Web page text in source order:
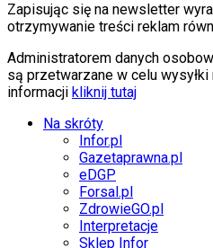
Zapisując się na newsletter
otrzymywanie treści reklam
Administratorem danych
są przetwarzane w celu
informacji kliknij tutaj
Na skróty
Infor.pl
Gazetaprawna.pl
eDGP
Forsal.pl
ZdrowieGO.pl
Interpretacje
Sklep Infor